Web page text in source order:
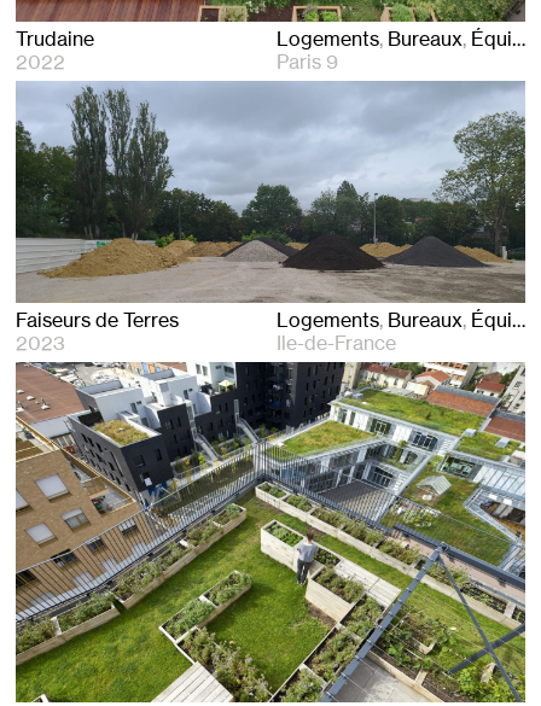
Trudaine
2022
Logements Bureaux Équipements
Paris 9
Faiseurs de Terres
2023
Logements Bureaux Équipements
Ile-de-France